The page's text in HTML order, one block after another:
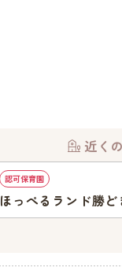
近く
認可保育園
ほっぺるランド勝ど